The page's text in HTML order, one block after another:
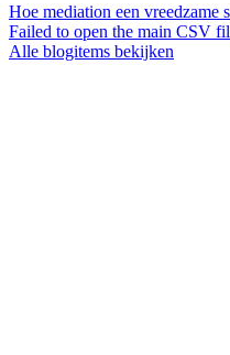
Hoe mediation een vreedzame
Failed to open the main CSV
Alle blogitems bekijken